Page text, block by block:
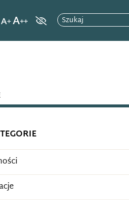
Szukaj